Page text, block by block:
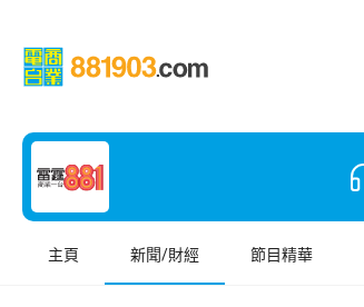
主頁 新聞/財經 節目精華